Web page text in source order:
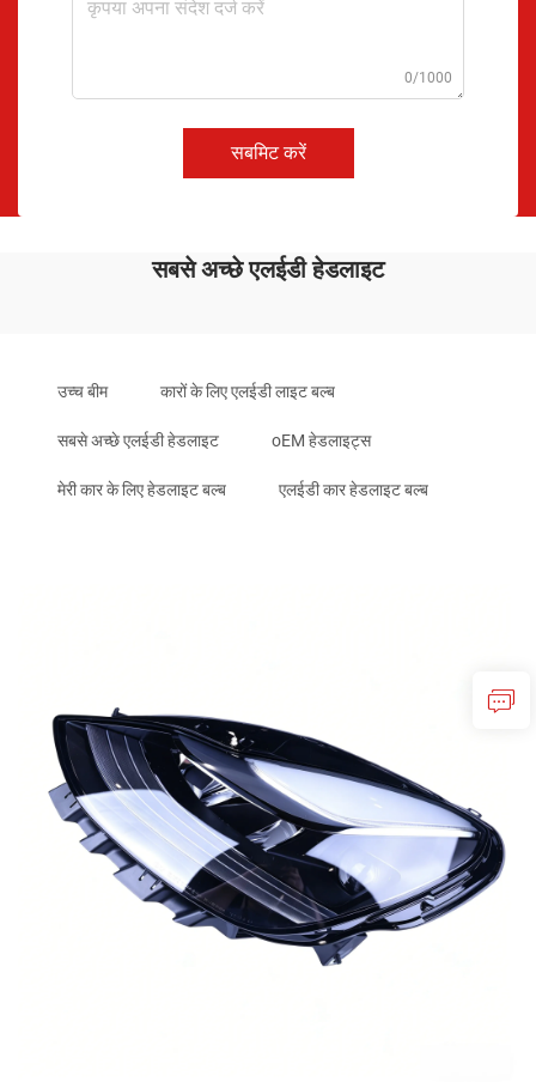
0/1000
सबमिट करें
सबसे अच्छे एलईडी हेडलाइट
उच्च बीम कारों के लिए एलईडी लाइट बल्ब
सबसे अच्छे एलईडी हेडलाइट oEM हेडलाइट्स
मेरी कार के लिए हेडलाइट बल्ब एलईडी कार हेडलाइट बल्ब